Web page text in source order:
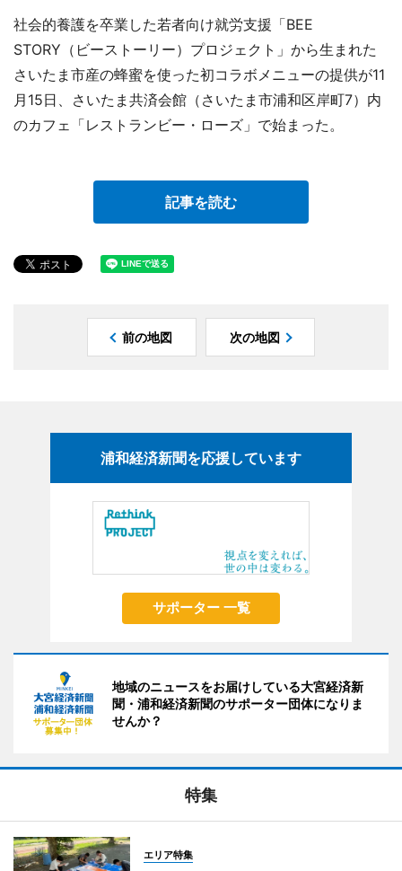
社会的養護を卒業した若者向け就労支援「BEE
STORY（ビーストーリー）プロジェクト」から生まれた
さいたま市産の蜂蜜を使った初コラボメニューの提供が11
月15日、さいたま共済会館（さいたま市浦和区岸町7）内
のカフェ「レストランビー・ローズ」で始まった。
記事を読む
前の地図 次の地図
浦和経済新聞を応援しています
サポーター 一覧
地域のニュースをお届けしている大宮経済新
聞・浦和経済新聞のサポーター団体になりま
せんか？
特集
エリア特集